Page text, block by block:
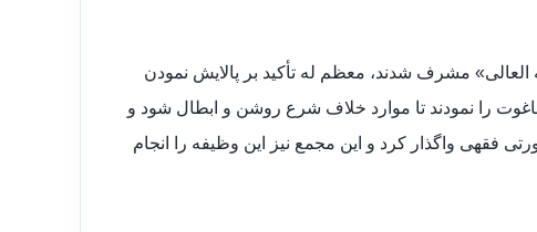
العالی» مشرف شدند، معظم له تأکید بر پالایش نمودن
را نمودند تا موارد خلاف شرع روشن و ابطال شود و
فقهی واگذار کرد و این مجمع نیز این وظیفه را انجام